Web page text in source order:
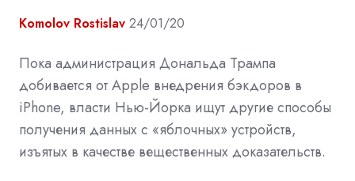
Komolov Rostislav 24/01/20
Пока администрация Дональда Трампа
добивается от Apple внедрения бэкдоров в
iPhone, власти Нью-Йорка ищут другие способы
получения данных с «яблочных» устройств,
изъятых в качестве вещественных доказательств.